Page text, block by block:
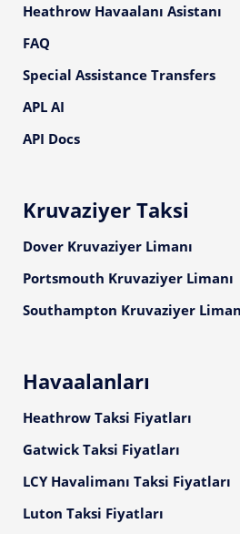
Heathrow Havaalanı Asistanı
FAQ
Special Assistance Transfers
APL AI
API Docs
Kruvaziyer Taksi
Dover Kruvaziyer Limanı
Portsmouth Kruvaziyer Limanı
Southampton Kruvaziyer
Havaalanları
Heathrow Taksi Fiyatları
Gatwick Taksi Fiyatları
LCY Havalimanı Taksi Fiyatları
Luton Taksi Fiyatları